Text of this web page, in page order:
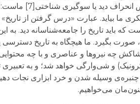
برای هميشه ناپديد گردد.»[6] به
ما بیاید. عبارت «درس گرفتن از تاریخ»
باید تاریخ را جامعه‌شناسانه دید. به
بگیرد. ما هیچگاه به تاریخ دسترسی
چه نیروها و عناصری و با چه
چنبره‌ی وسیله شدن و خرد ابزاری نجات
می‌خواهیم.